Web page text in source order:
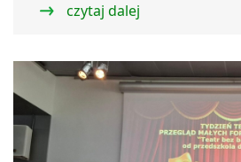
czytaj dalej